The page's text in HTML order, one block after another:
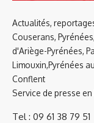
Actualités,
Couserans,
d'Ariège-Pyrénées,
Limouxin,Pyrénées
Conflent
Service de presse en
Tel : 09 61 38 79 51